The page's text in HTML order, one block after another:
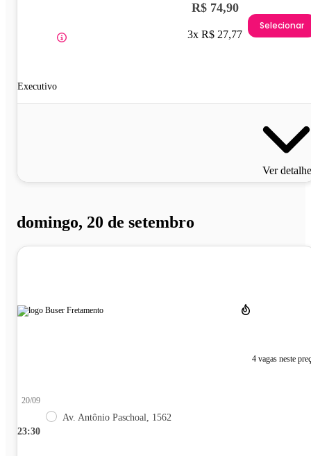
Executivo
R$ 74,90
3x R$ 27,77
Selecionar
Ver
domingo, 20 de setembro
4 vagas neste
23:30
20/09
Av. Antônio Paschoal, 1562